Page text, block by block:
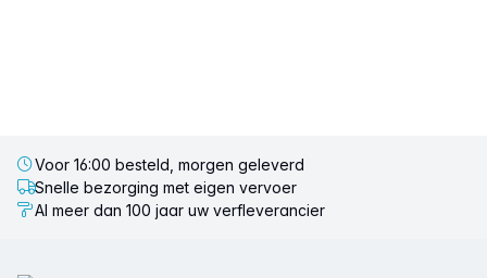
Voor 16:00 besteld, morgen geleverd
Snelle bezorging met eigen vervoer
Al meer dan 100 jaar uw verfleverancier